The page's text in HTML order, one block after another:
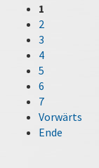
1
2
3
4
5
6
7
Vorwärts
Ende